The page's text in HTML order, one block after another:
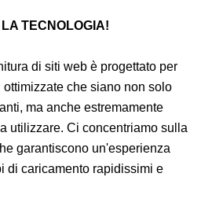
TECNOLOGIA!
di siti web è progettato per
che siano non solo
ma anche estremamente
utilizzare. Ci concentriamo sulla
garantiscono un'esperienza
di caricamento rapidissimi e